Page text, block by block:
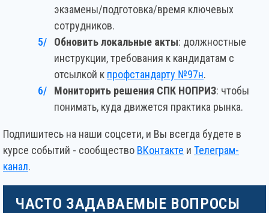
экзамены/подготовка/время ключевых
сотрудников.
Обновить локальные акты: должностные
инструкции, требования к кандидатам с
отсылкой к профстандарту №97н.
Мониторить решения СПК НОПРИЗ: чтобы
понимать, куда движется практика рынка.
Подпишитесь на наши соцсети, и Вы всегда будете в
курсе событий - сообщество ВКонтакте и Телеграм-
канал.
ЧАСТО ЗАДАВАЕМЫЕ ВОПРОСЫ